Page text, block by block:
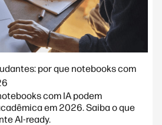
por que notebooks com
com IA podem
em 2026. Saiba o que
AI-ready.